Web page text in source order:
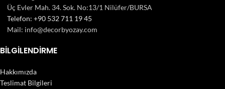
Üç Evler Mah. 34. Sok. No:13/1 Nilüfer/BURSA
Telefon: +90 532 711 19 45
Mail: info@decorbyozay.com
BILGILENDIRME
Hakkımızda
Teslimat Bilgileri